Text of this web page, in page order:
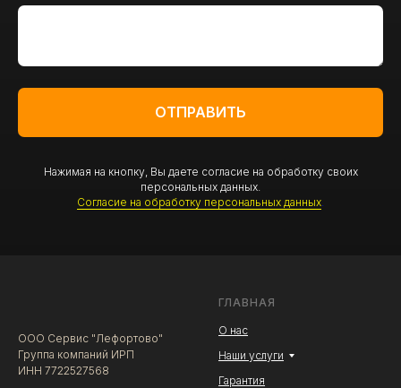
ОТПРАВИТЬ
Нажимая на кнопку, Вы даете согласие на обработку своих
персональных данных.
Согласие на обработку персональных данных.
ООО Сервис "Лефортово"
Группа компаний ИРП
ИНН 7722527568
ГЛАВНАЯ
О нас
Наши услуги
Гарантия